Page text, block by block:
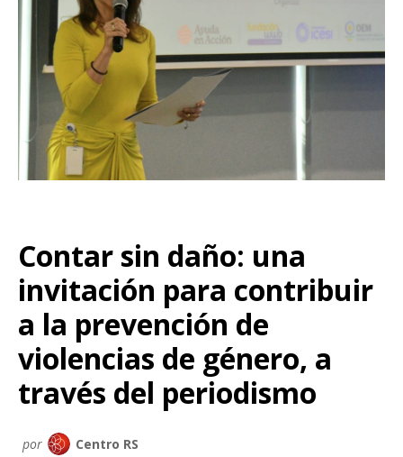
Contar sin daño: una
invitación para contribuir
a la prevención de
violencias de género, a
través del periodismo
por
Centro RS